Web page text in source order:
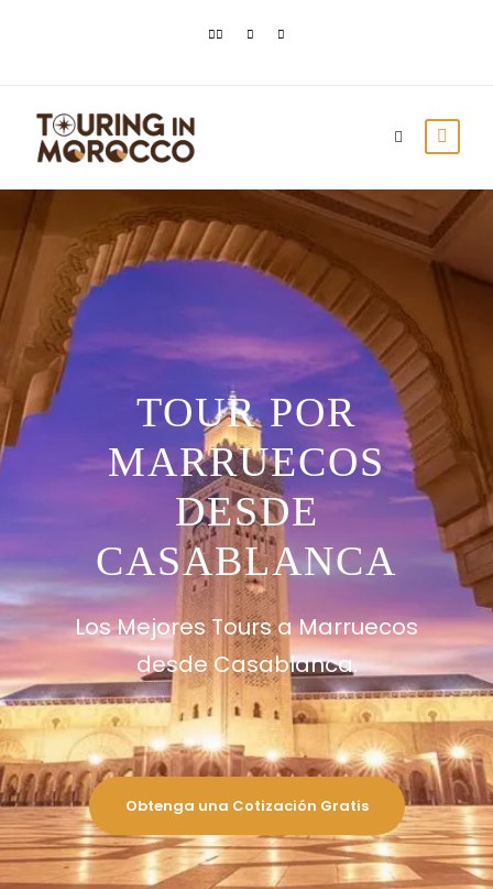
TOUR POR
MARRUECOS
DESDE
CASABLANCA
Los Mejores Tours a Marruecos
desde Casablanca.
Obtenga una Cotización Gratis